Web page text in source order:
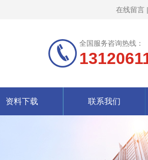
在线留言 |
全国服务咨询热线：
资料下载 联系我们